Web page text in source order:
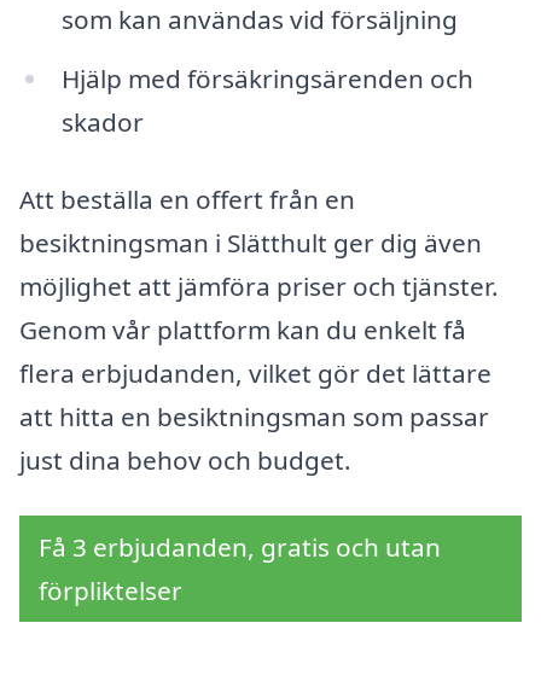
som kan användas vid försäljning
Hjälp med försäkringsärenden och
skador
Att beställa en offert från en
besiktningsman i Slätthult ger dig även
möjlighet att jämföra priser och tjänster.
Genom vår plattform kan du enkelt få
flera erbjudanden, vilket gör det lättare
att hitta en besiktningsman som passar
just dina behov och budget.
Få 3 erbjudanden, gratis och utan
förpliktelser